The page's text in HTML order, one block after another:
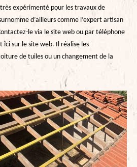
expérimenté pour les travaux de
d’ailleurs comme l’expert artisan
le via le site web ou par téléphone
ici sur le site web. Il réalise les
de tuiles ou un changement de la